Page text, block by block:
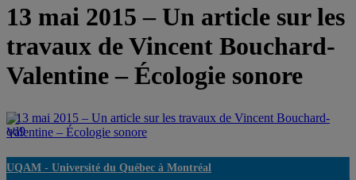
13 mai 2015 – Un article sur les
travaux de Vincent Bouchard-
Valentine – Écologie sonore
13 mai 2015 – Un article sur les travaux de Vincent Bouchard-
Valentine – Écologie sonore
UQAM - Université du Québec à Montréal